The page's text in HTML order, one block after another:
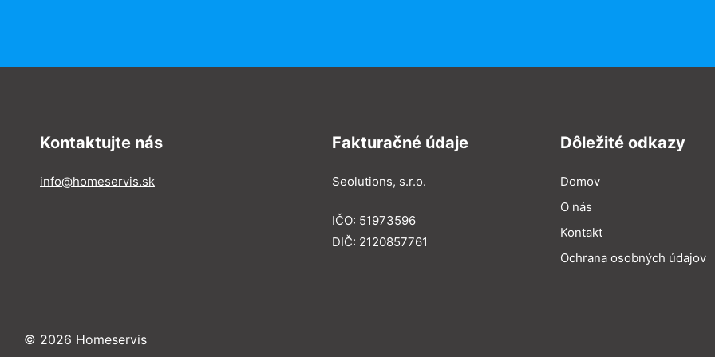
Kontaktujte nás
info@homeservis.sk
Fakturačné údaje
Seolutions, s.r.o.
IČO: 51973596
DIČ: 2120857761
Dôležité odkazy
Domov
O nás
Kontakt
Ochrana osobných údajov
© 2026 Homeservis